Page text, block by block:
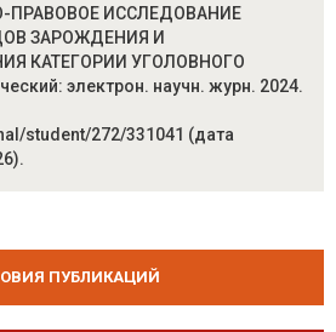
ПРАВОВОЕ ИССЛЕДОВАНИЕ
ЗАРОЖДЕНИЯ И
КАТЕГОРИИ УГОЛОВНОГО
электрон. научн. журн. 2024.
student/272/331041 (дата
ПУБЛИКАЦИЙ